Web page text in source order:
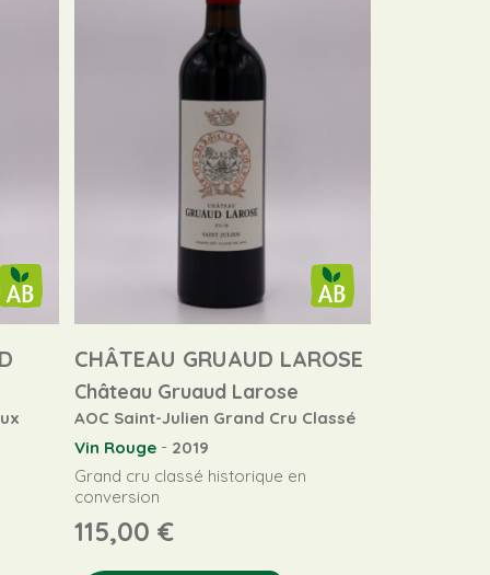
CHÂTEAU GRUAUD LAROSE
Château Gruaud Larose
AOC Saint-Julien Grand Cru Classé
Vin Rouge - 2019
Grand cru classé historique en
conversion
115,00 €